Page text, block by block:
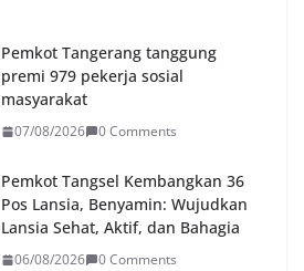
Pemkot Tangerang tanggung
premi 979 pekerja sosial
masyarakat
07/08/2026 0 Comments
Pemkot Tangsel Kembangkan 36
Pos Lansia, Benyamin: Wujudkan
Lansia Sehat, Aktif, dan Bahagia
06/08/2026 0 Comments